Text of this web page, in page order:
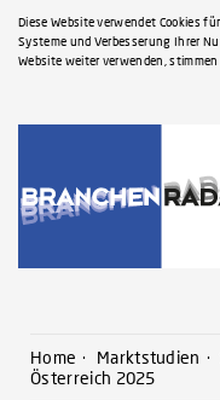
Diese Website verwendet Cookies
Systeme und Verbesserung Ihrer
Website weiter verwenden, stimmen
Home Marktstudien
Österreich 2025